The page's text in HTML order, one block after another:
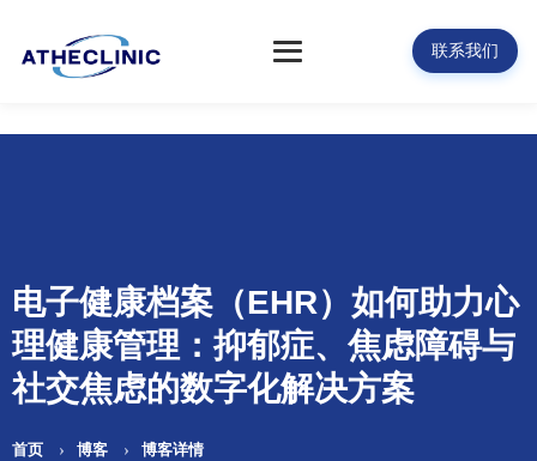
联系我们
电子健康档案（EHR）如何助力心
理健康管理：抑郁症、焦虑障碍与
社交焦虑的数字化解决方案
首页 博客 博客详情